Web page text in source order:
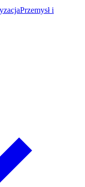
Przemysł i